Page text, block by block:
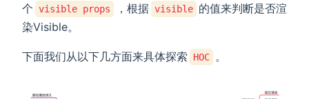
个 visible props ，根据 visible 的值来判断是否渲
染Visible。
下面我们从以下几方面来具体探索 HOC 。